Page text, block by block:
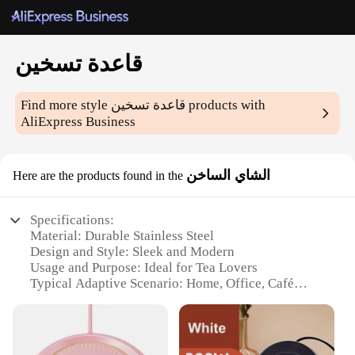
قاعدة تسخين
Find more style قاعدة تسخين products with
AliExpress Business
Here are the products found in the الشاي الساخن
Specifications:
Material: Durable Stainless Steel
Design and Style: Sleek and Modern
Usage and Purpose: Ideal for Tea Lovers
Typical Adaptive Scenario: Home, Office, Café
Parts and Accessories: Includes Tea Infuser
Features: